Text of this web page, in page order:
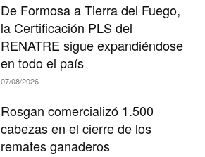
De Formosa a Tierra del Fuego,
la Certificación PLS del
RENATRE sigue expandiéndose
en todo el país
07/08/2026
Rosgan comercializó 1.500
cabezas en el cierre de los
remates ganaderos